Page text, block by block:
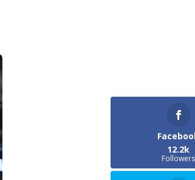
12.2k
Followers